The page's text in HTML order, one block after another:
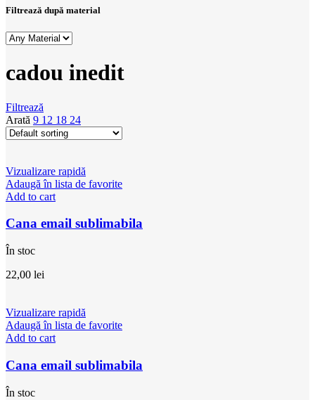
Filtrează după material
cadou inedit
Filtrează
Arată 9 12 18 24
Vizualizare rapidă
Adaugă în lista de favorite
Add to cart
Cana email sublimabila
În stoc
22,00 lei
Vizualizare rapidă
Adaugă în lista de favorite
Add to cart
Cana email sublimabila
În stoc